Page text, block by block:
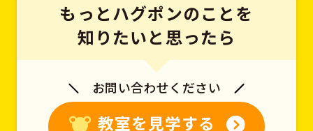
もっとハグポンのことを
知りたいと思ったら
お問い合わせください
教室を見学する